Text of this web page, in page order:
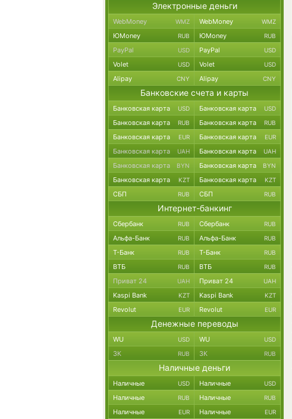
Электронные деньги
WebMoney WMZ WebMoney WMZ
ЮMoney RUB ЮMoney RUB
PayPal USD PayPal USD
Volet USD Volet USD
Alipay CNY Alipay CNY
Банковские счета и карты
Банковская карта USD Банковская карта USD
Банковская карта RUB Банковская карта RUB
Банковская карта EUR Банковская карта EUR
Банковская карта UAH Банковская карта UAH
Банковская карта BYN Банковская карта BYN
Банковская карта KZT Банковская карта KZT
СБП RUB СБП RUB
Интернет-банкинг
Сбербанк RUB Сбербанк RUB
Альфа-Банк RUB Альфа-Банк RUB
Т-Банк RUB Т-Банк RUB
ВТБ RUB ВТБ RUB
Приват 24 UAH Приват 24 UAH
Kaspi Bank KZT Kaspi Bank KZT
Revolut EUR Revolut EUR
Денежные переводы
WU USD WU USD
ЗК RUB ЗК RUB
Наличные деньги
Наличные USD Наличные USD
Наличные RUB Наличные RUB
Наличные EUR Наличные EUR